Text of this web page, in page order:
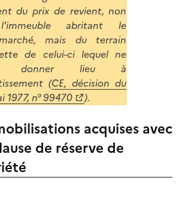
du prix de revient, non
abritant le
mais du terrain
de celui-ci lequel ne
donner lieu à
(CE, décision du
1977, n° 99470
).
acquises avec
de réserve de